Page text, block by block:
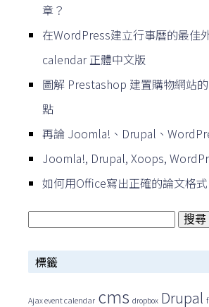
章？
在WordPress建立行事曆的最佳
calendar 正體中文版
圖解 Prestashop 建置購物網站
點
再論 Joomla!、Drupal、
Joomla!, Drupal, Xoops,
如何用Office寫出正確的論文格式
搜
關
標籤
Ajax event calendar cms dropbox Drupal